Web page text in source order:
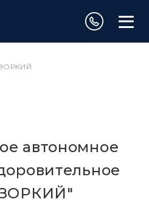
автономное